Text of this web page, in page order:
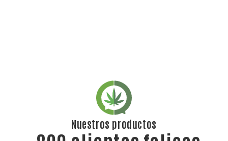
Nuestros productos